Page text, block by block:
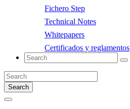
Fichero Step
Technical Notes
Whitepapers
Certificados y reglamentos
Search